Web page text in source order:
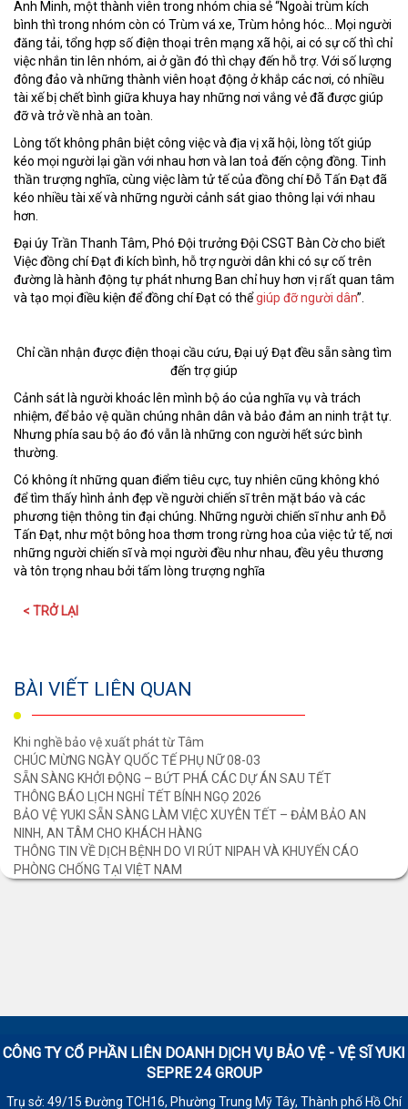
Anh Minh, một thành viên trong nhóm chia sẻ “Ngoài trùm kích
bình thì trong nhóm còn có Trùm vá xe, Trùm hỏng hóc… Mọi người
đăng tải, tổng hợp số điện thoại trên mạng xã hội, ai có sự cố thì chỉ
việc nhắn tin lên nhóm, ai ở gần đó thì chạy đến hỗ trợ. Với số lượng
đông đảo và những thành viên hoạt động ở khắp các nơi, có nhiều
tài xế bị chết bình giữa khuya hay những nơi vắng vẻ đã được giúp
đỡ và trở về nhà an toàn.
Lòng tốt không phân biệt công việc và địa vị xã hội, lòng tốt giúp
kéo mọi người lại gần với nhau hơn và lan toả đến cộng đồng. Tinh
thần trượng nghĩa, cùng việc làm tử tế của đồng chí Đỗ Tấn Đạt đã
kéo nhiều tài xế và những người cảnh sát giao thông lại với nhau
hơn.
Đại úy Trần Thanh Tâm, Phó Đội trưởng Đội CSGT Bàn Cờ cho biết
Việc đồng chí Đạt đi kích bình, hỗ trợ người dân khi có sự cố trên
đường là hành động tự phát nhưng Ban chỉ huy hơn vị rất quan tâm
và tạo mọi điều kiện để đồng chí Đạt có thểgiúp đỡ người dân”.
Chỉ cần nhận được điện thoại cầu cứu, Đại uý Đạt đều sẵn sàng tìm
đến trợ giúp
Cảnh sát là người khoác lên mình bộ áo của nghĩa vụ và trách
nhiệm, để bảo vệ quần chúng nhân dân và bảo đảm an ninh trật tự.
Nhưng phía sau bộ áo đó vẫn là những con người hết sức bình
thường.
Có không ít những quan điểm tiêu cực, tuy nhiên cũng không khó
để tìm thấy hình ảnh đẹp về người chiến sĩ trên mặt báo và các
phương tiện thông tin đại chúng. Những người chiến sĩ như anh Đỗ
Tấn Đạt, như một bông hoa thơm trong rừng hoa của việc tử tế, nơi
những người chiến sĩ và mọi người đều như nhau, đều yêu thương
và tôn trọng nhau bởi tấm lòng trượng nghĩa
< TRỞ LẠI
BÀI VIẾT LIÊN QUAN
Khi nghề bảo vệ xuất phát từ Tâm
CHÚC MỪNG NGÀY QUỐC TẾ PHỤ NỮ 08-03
SẴN SÀNG KHỞI ĐỘNG – BỨT PHÁ CÁC DỰ ÁN SAU TẾT
THÔNG BÁO LỊCH NGHỈ TẾT BÍNH NGỌ 2026
BẢO VỆ YUKI SẴN SÀNG LÀM VIỆC XUYÊN TẾT – ĐẢM BẢO AN
NINH, AN TÂM CHO KHÁCH HÀNG
THÔNG TIN VỀ DỊCH BỆNH DO VI RÚT NIPAH VÀ KHUYẾN CÁO
PHÒNG CHỐNG TẠI VIỆT NAM
CÔNG TY CỔ PHẦN LIÊN DOANH DỊCH VỤ BẢO VỆ - VỆ SĨYUKI
SEPRE 24 GROUP
Trụ sở: 49/15 Đường TCH16, Phường Trung Mỹ Tây, Thành phố Hồ Chí